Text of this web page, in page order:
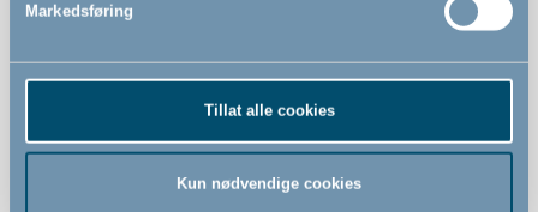
Markedsføring
Tillat alle cookies
Kun nødvendige cookies